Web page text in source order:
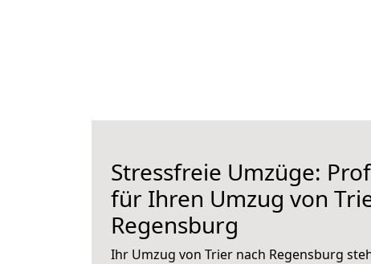
Stressfreie Umzüge:
für Ihren Umzug von
Regensburg
Ihr Umzug von Trier nach Regensburg